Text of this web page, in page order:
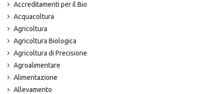
Accreditamenti per il Bio
Acquacoltura
Agricoltura
Agricoltura Biologica
Agricoltura di Precisione
Agroalimentare
Alimentazione
Allevamento